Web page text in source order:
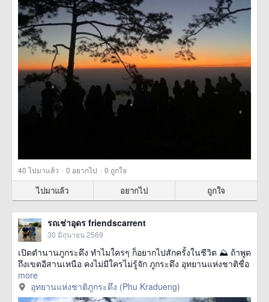
40ไปมาแล้ว · 0 อยากไป · 0 ถูกใจ
ไปมาแล้ว อยากไป ถูกใจ
รถเช่าอุดร friendscarrent
30 มิถุนายน 2569
เปิดตำนานภูกระดึง ทำไมใครๆ ก็อยากไปสักครั้งในชีวิต ⛰️ ถ้าพูด
ถึงเขตอีสานเหนือ คงไม่มีใครไม่รู้จัก ภูกระดึง อุทยานแห่งชาติชื่อ
more
อุทยานแห่งชาติภูกระดึง (Phu Kradueng)